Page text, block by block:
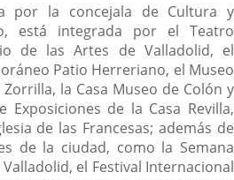
por la concejala de Cultura y
está integrada por el Teatro
de las Artes de Valladolid, el
Patio Herreriano, el Museo
la Casa Museo de Colón y
Exposiciones de la Casa Revilla,
de las Francesas; además de
de la ciudad, como la Semana
el Festival Internacional